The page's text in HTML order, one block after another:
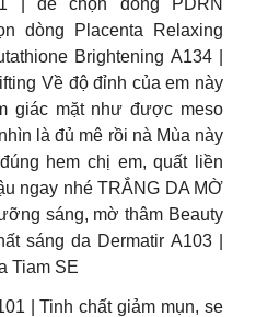
| để chọn dòng PDRN
dòng Placenta Relaxing
Brightening A134 |
Về độ đỉnh của em này
giác mặt như được meso
là đủ mê rồi nà Mùa này
hem chị em, quất liền
ngay nhé TRẮNG DA MỜ
sáng, mờ thâm Beauty
sáng da Dermatir A103 |
Tiam SE
| Tinh chất giảm mụn, se